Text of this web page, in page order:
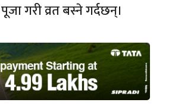
गरी व्रत बस्ने गर्दछन्।